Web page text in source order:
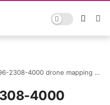
4000 drone mapping batam Bulang
4000